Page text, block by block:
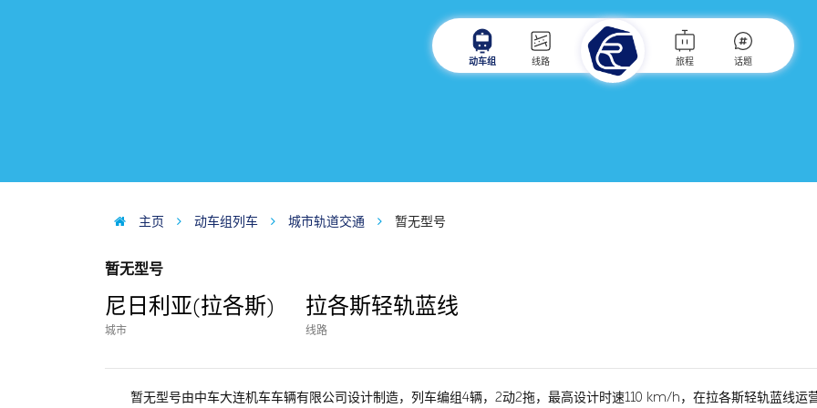
动车组 线路 旅程 话题
主页 动车组列车 城市轨道交通 暂无型号
暂无型号
尼日利亚(拉各斯)
城市
拉各斯轻轨蓝线
线路
暂无型号由中车大连机车车辆有限公司设计制造，列车编组4辆，2动2拖，最高设计时速110 km/h，在拉各斯轻轨蓝线运